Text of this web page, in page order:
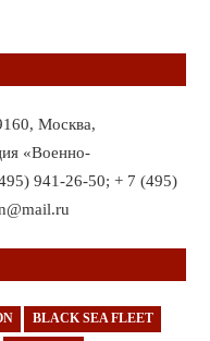
Москва,
«Военно-
941-26-50; + 7 (495)
BLACK SEA FLEET